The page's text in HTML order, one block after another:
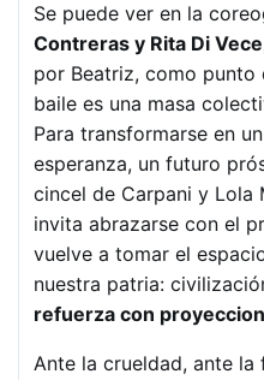
Se puede ver en la
Contreras y Rita Di Vece
por Beatriz, como
baile es una masa
Para transformarse en
esperanza, un futuro
cincel de Carpani y Lola
invita abrazarse con el
vuelve a tomar el
nuestra patria:
refuerza con
Ante la crueldad, ante